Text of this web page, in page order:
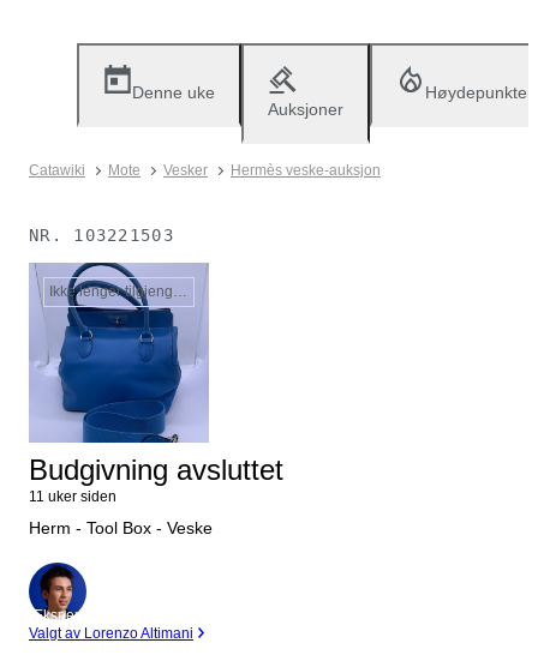
Denne uke
Auksjoner
Høydepunkter
Catawiki Mote Vesker Hermès veske-auksjon
NR. 103221503
Ikke lenger tilgjengelig
Budgivning avsluttet
11 uker siden
Herm - Tool Box - Veske
Ekspert
Valgt av Lorenzo Altimani